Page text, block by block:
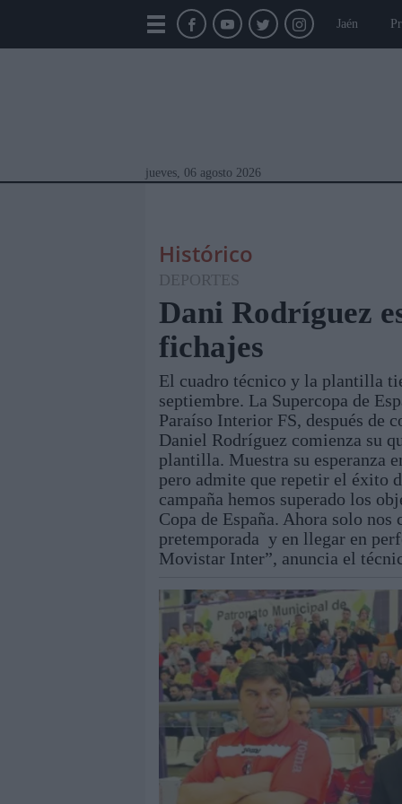
Jaén
jueves, 06 agosto 2026
Módulos Portada Jaén
Histórico
DEPORTES
Dani Rodríguez
fichajes
El cuadro técnico y la plantilla
septiembre. La Supercopa de
Paraíso Interior FS, después de
Daniel Rodríguez comienza su
plantilla. Muestra su esperanza
pero admite que repetir el éxito
campaña hemos superado los
Copa de España. Ahora solo
pretemporada y en llegar en
Movistar Inter”, anuncia el